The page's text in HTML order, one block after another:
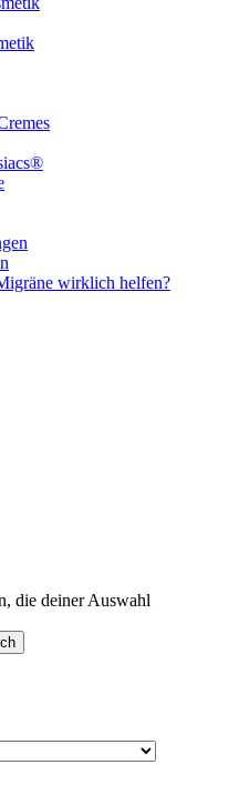
wirklich helfen?
die deiner Auswahl